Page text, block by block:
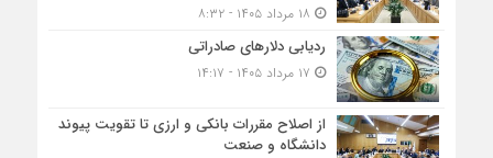
ردیابی دلارهای صادراتی
از اصلاح مقررات بانکی و ارزی تا تقویت پیوند
دانشگاه و صنعت